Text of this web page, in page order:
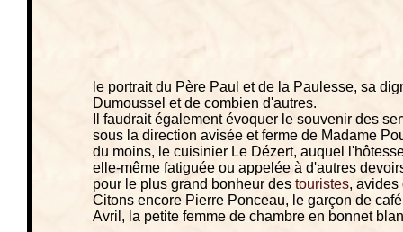
le portrait du Père Paul et de la Paulesse, sa
Dumoussel et de combien d'autres.
Il faudrait également évoquer le souvenir des
sous la direction avisée et ferme de Madame
du moins, le cuisinier Le Dézert, auquel
elle-même fatiguée ou appelée à d'autres
pour le plus grand bonheur des touristes, avides
Citons encore Pierre Ponceau, le garçon de
Avril, la petite femme de chambre en bonnet